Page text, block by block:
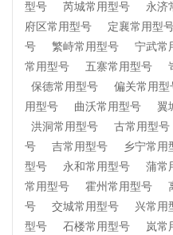
型号
芮城常用型号 永济
府区常用型号
定襄常用型
号
繁峙常用型号 宁武常
常用型号
五寨常用型号
保德常用型号
偏关常用型
用型号
曲沃常用型号 翼
洪洞常用型号
古常用型号
号
吉常用型号 乡宁常用
型号
永和常用型号 蒲常
常用型号
霍州常用型号
号
交城常用型号 兴常用
型号
石楼常用型号 岚常